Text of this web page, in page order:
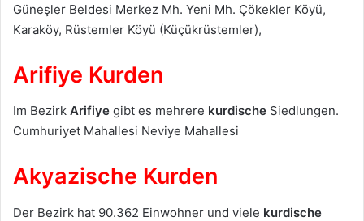
Güneşler Beldesi Merkez Mh. Yeni Mh. Çökekler Köyü,
Karaköy, Rüstemler Köyü (Küçükrüstemler),
Arifiye Kurden
Im Bezirk Arifiye gibt es mehrere kurdische Siedlungen.
Cumhuriyet Mahallesi Neviye Mahallesi
Akyazische Kurden
Der Bezirk hat 90.362 Einwohner und viele kurdische